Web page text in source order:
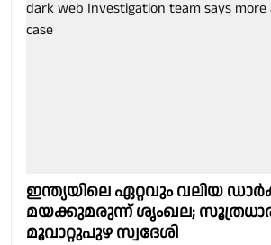
ഇന്ത്യയിലെ ഏറ്റവും വലിയ
മയക്കുമരുന്ന് ശൃംഖല;
മൂവാറ്റുപുഴ സ്വദേശി